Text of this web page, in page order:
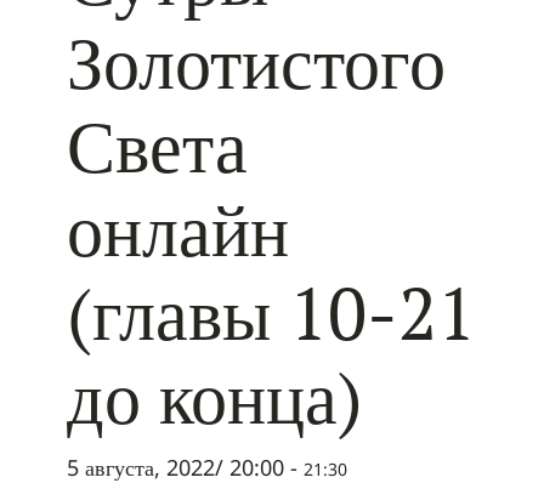
Золотистого
Света
онлайн
(главы 10-21
до конца)
5 августа, 2022/ 20:00 - 21:30